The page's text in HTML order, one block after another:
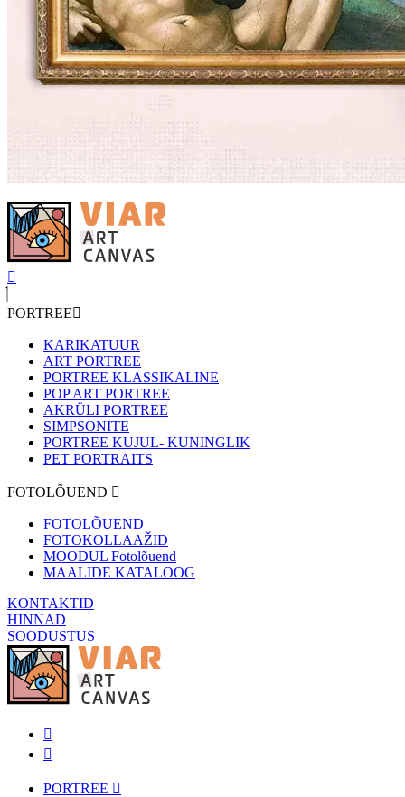
PORTREE
KARIKATUUR
ART PORTREE
PORTREE KLASSIKALINE
POP ART PORTREE
AKRÜLI PORTREE
SIMPSONITE
PORTREE KUJUL- KUNINGLIK
PET PORTRAITS
FOTOLÕUEND
FOTOLÕUEND
FOTOKOLLAAŽID
MOODUL Fotolõuend
MAALIDE KATALOOG
KONTAKTID
HINNAD
SOODUSTUS
PORTREE